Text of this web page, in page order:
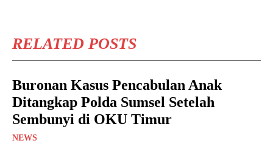
RELATED POSTS
Buronan Kasus Pencabulan Anak
Ditangkap Polda Sumsel Setelah
Sembunyi di OKU Timur
NEWS